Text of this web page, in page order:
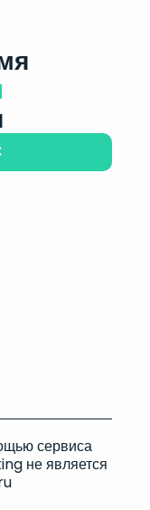
сервиса
не является